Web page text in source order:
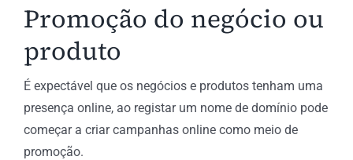
Promoção do negócio ou
produto
É expectável que os negócios e produtos tenham uma
presença online, ao registar um nome de domínio pode
começar a criar campanhas online como meio de
promoção.